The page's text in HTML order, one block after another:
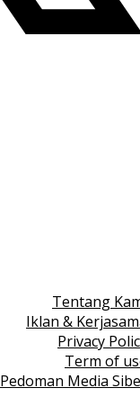
Tentang
Iklan &
Privacy
Term of
Pedoman Media